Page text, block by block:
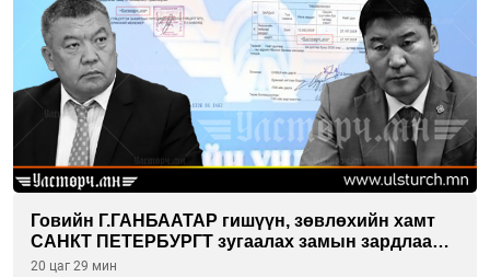
Говийн Г.ГАНБААТАР гишүүн, зөвлөхийн хамт
САНКТ ПЕТЕРБУРГТ зугаалах замын зардлаа
“ИНҮТ” ТӨХХК даажээ
20 цаг 29 мин